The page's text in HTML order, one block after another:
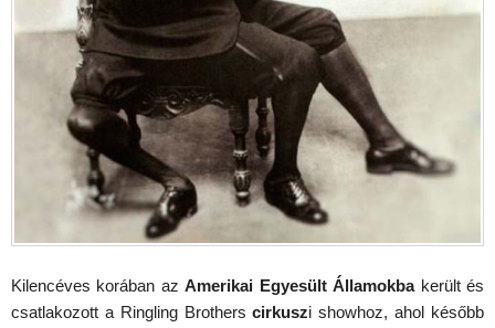
Kilencéves korában azAmerikai Egyesült Államokbakerült és
csatlakozott a Ringling Brotherscirkuszi showhoz, ahol később